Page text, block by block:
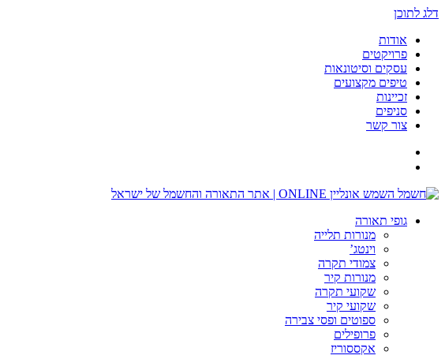
דלג לתוכן
אודות
פרויקטים
עסקים וסיטונאות
טיפים מקצועים
זכיינות
סניפים
צור קשר
גופי תאורה
מנורות תלייה
וינטג’
צמודי תקרה
מנורות קיר
שקועי תקרה
שקועי קיר
ספוטים ופסי צבירה
פרופילים
אקססוריז